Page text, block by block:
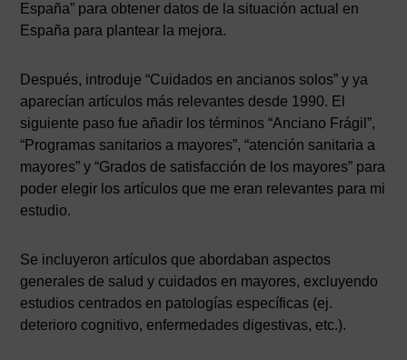
España” para obtener datos de la situación actual en
España para plantear la mejora.
Después, introduje “Cuidados en ancianos solos” y ya
aparecían artículos más relevantes desde 1990. El
siguiente paso fue añadir los términos “Anciano Frágil”,
“Programas sanitarios a mayores”, “atención sanitaria a
mayores” y “Grados de satisfacción de los mayores” para
poder elegir los artículos que me eran relevantes para mi
estudio.
Se incluyeron artículos que abordaban aspectos
generales de salud y cuidados en mayores, excluyendo
estudios centrados en patologías específicas (ej.
deterioro cognitivo, enfermedades digestivas, etc.).